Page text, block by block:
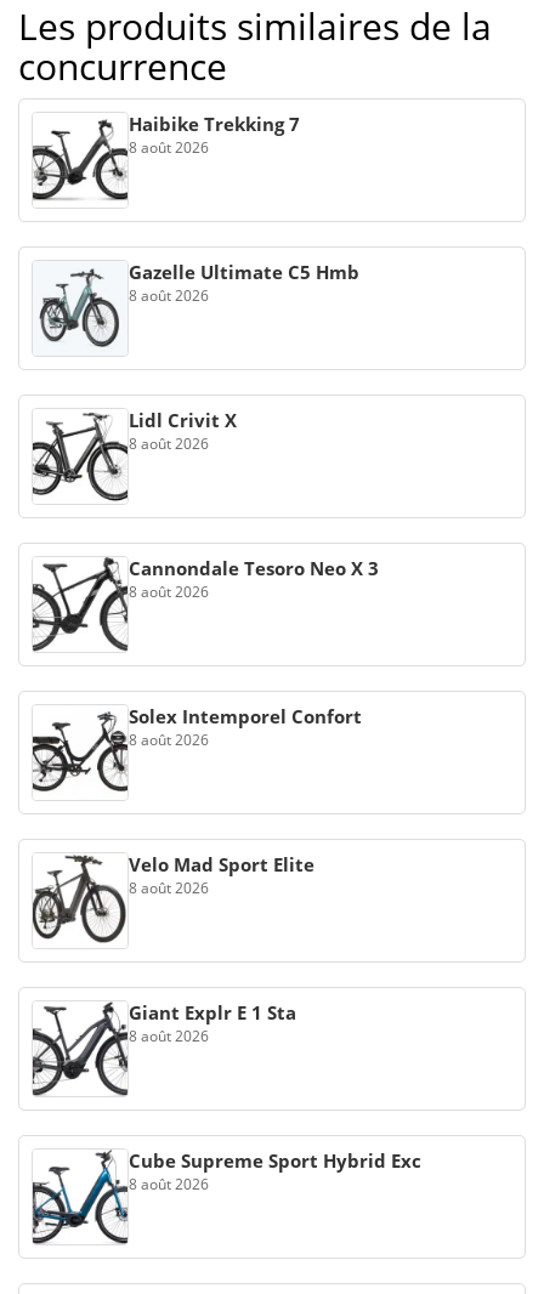
Les produits similaires de la
concurrence
Haibike Trekking 7
8 août 2026
Gazelle Ultimate C5 Hmb
8 août 2026
Lidl Crivit X
8 août 2026
Cannondale Tesoro Neo X 3
8 août 2026
Solex Intemporel Confort
8 août 2026
Velo Mad Sport Elite
8 août 2026
Giant Explr E 1 Sta
8 août 2026
Cube Supreme Sport Hybrid Exc
8 août 2026